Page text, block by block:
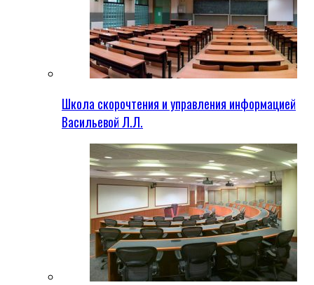
Школа скорочтения и управления информацией
Васильевой Л.Л.